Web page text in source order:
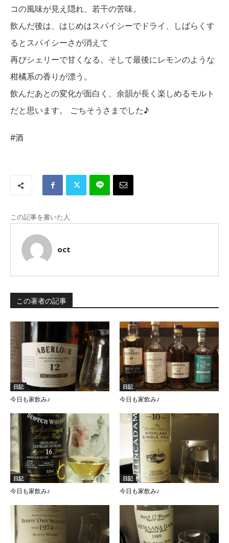
コの風味が見え隠れ、若干の苦味。
飲んだ後は、はじめはスパイシーでドライ、しばらくす
るとスパイシーさが消えて
再びシェリーで甘くなる。そして最後にレモンのような
柑橘系の香りが漂う。
飲んだあとの変化が面白く、余韻が長く楽しめるモルト
だと思います。 ごちそうさまでした♪
#酒
この記事を書いた人
oct
この著者の記事
日記
今日も家飲み♪
日記
今日も家飲み♪
日記
今日も家飲み♪
日記
今日も家飲み♪